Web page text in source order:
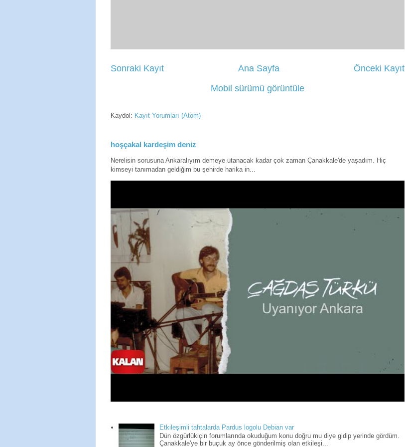
Sonraki Kayıt Önceki Kayıt
Ana Sayfa
Mobil sürümü görüntüle
Kaydol: Kayıt Yorumları (Atom)
hoşçakal kardeşim deniz
Nerelisin sorusuna Ankaralıyım demeye utanacak kadar çok zaman Çanakkale'de yaşadım. Hiç
kimseyi tanımadan geldiğim bu şehirde harika in...
Etkileşimli tahtalarda Pardus logolu Debian var
Dün özgürlükiçin forumlarında okuduğum konu doğru mu diye gidip yerinde gördüm.
Çanakkale'ye bir buçuk ay önce gönderilmiş olan etkileşi...